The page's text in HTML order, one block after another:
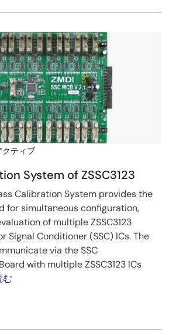
クティブ
System of ZSSC3123
Calibration System provides the
for simultaneous configuration,
of multiple ZSSC3123
Signal Conditioner (SSC) ICs. The
via the SSC
with multiple ZSSC3123 ICs
む